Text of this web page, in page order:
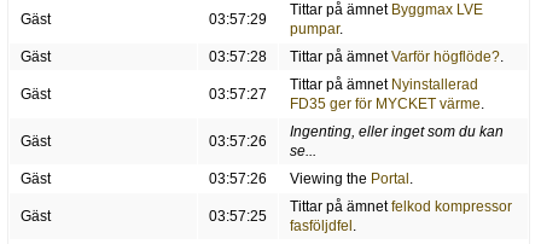
Gäst 03:57:29
Tittar på ämnet Byggmax LVE
pumpar.
Gäst
03:57:28 Tittar på ämnetVarför högflöde?.
Gäst 03:57:27
Tittar på ämnet Nyinstallerad
FD35 ger för MYCKET värme.
Gäst 03:57:26
Ingenting, eller inget som du kan
se...
Gäst
03:57:26 Viewing the Portal .
Gäst 03:57:25
Tittar på ämnetfelkod kompressor
fasföljdfel .